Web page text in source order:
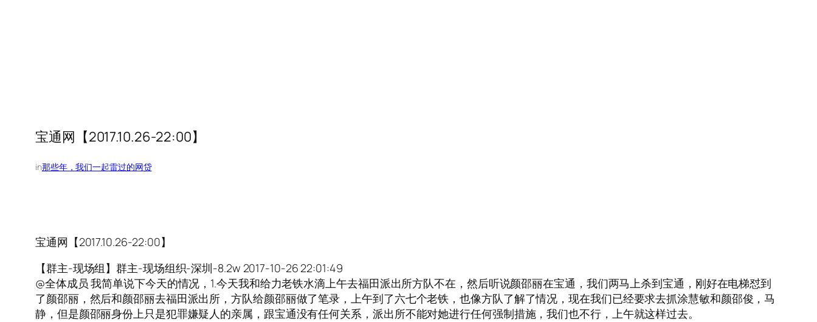
宝通网【2017.10.26-22:00】
in那些年，我们一起雷过的网贷
宝通网【2017.10.26-22:00】
【群主-现场组】群主-现场组织-深圳-8.2w 2017-10-26 22:01:49
@全体成员 我简单说下今天的情况，1.今天我和给力老铁水滴上午去福田派出所方队不在，然后听说颜邵丽在宝通，我们两马上杀到宝通，刚好在电梯怼到
了颜邵丽，然后和颜邵丽去福田派出所，方队给颜邵丽做了笔录，上午到了六七个老铁，也像方队了解了情况，现在我们已经要求去抓涂慧敏和颜邵俊，马
静，但是颜邵丽身份上只是犯罪嫌疑人的亲属，跟宝通没有任何关系，派出所不能对她进行任何强制措施，我们也不行，上午就这样过去。